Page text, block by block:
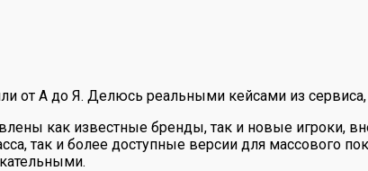
от А до Я. Делюсь реальными кейсами из
как известные бренды, так и новые игроки,
так и более доступные версии для массового